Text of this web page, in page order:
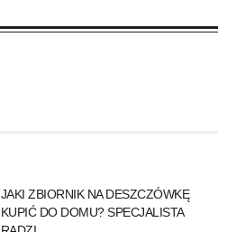
JAKI ZBIORNIK NA DESZCZÓWKĘ
KUPIĆ DO DOMU? SPECJALISTA